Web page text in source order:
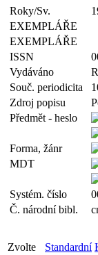
Roky/Sv.
EXEMPLÁŘE
EXEMPLÁŘE
ISSN
Vydáváno
Souč. periodicita
Zdroj popisu
Předmět - heslo
Forma, žánr
MDT
Systém. číslo
Č. národní bibl.
Zvolte
Standardní